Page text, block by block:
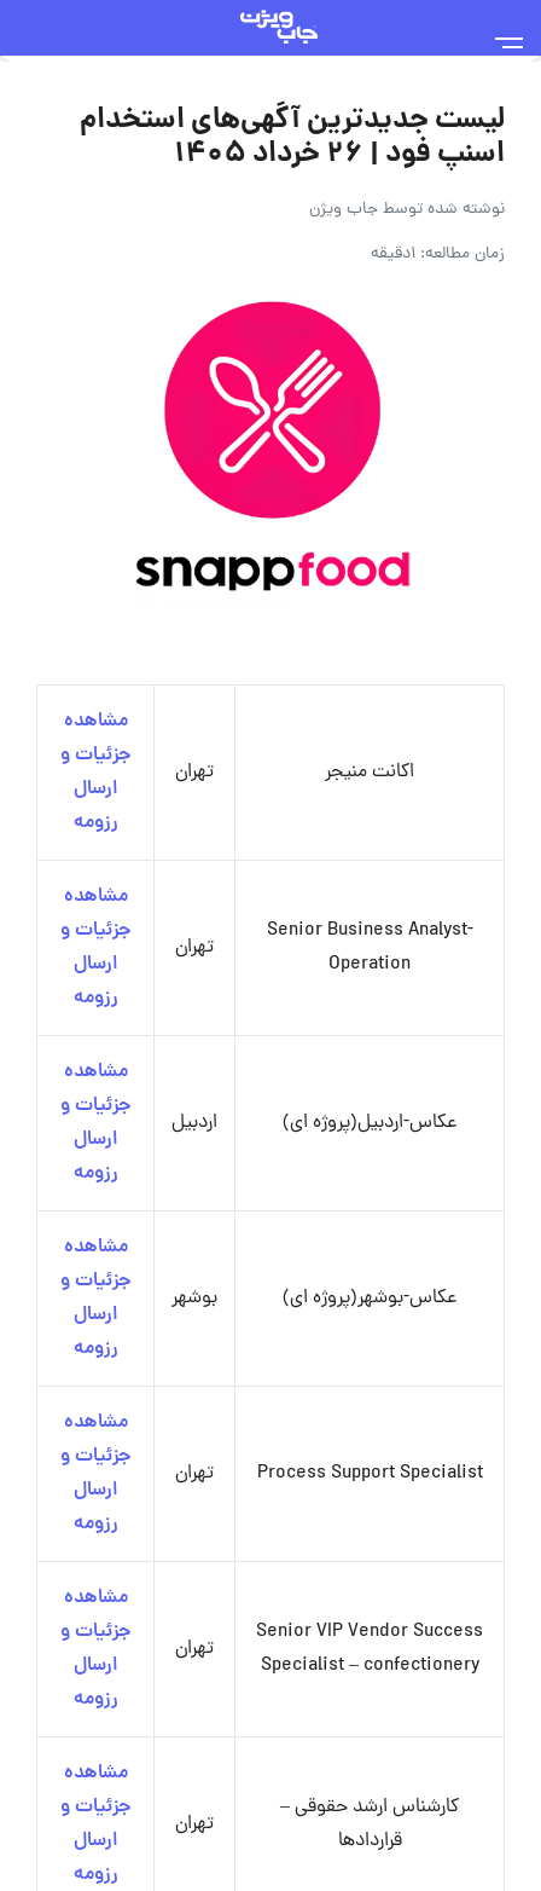
لیست جدیدترین آگهی‌های استخدام
اسنپ فود | ۲۶ خرداد ۱۴۰۵
نوشته شده توسطجاب ویژن
زمان مطالعه: 1دقیقه
اکانت منیجر تهران
مشاهده
جزئیات و
ارسال
رزومه
Senior Business Analyst-
Operation
تهران
مشاهده
جزئیات و
ارسال
رزومه
عکاس-اردبیل(پروژه ای) اردبیل
مشاهده
جزئیات و
ارسال
رزومه
عکاس-بوشهر(پروژه ای) بوشهر
مشاهده
جزئیات و
ارسال
رزومه
Process Support Specialist تهران
مشاهده
جزئیات و
ارسال
رزومه
Senior VIP Vendor Success
Specialist – confectionery
تهران
مشاهده
جزئیات و
ارسال
رزومه
کارشناس ارشد حقوقی –
قرارداد‌ها
تهران
مشاهده
جزئیات و
ارسال
رزومه